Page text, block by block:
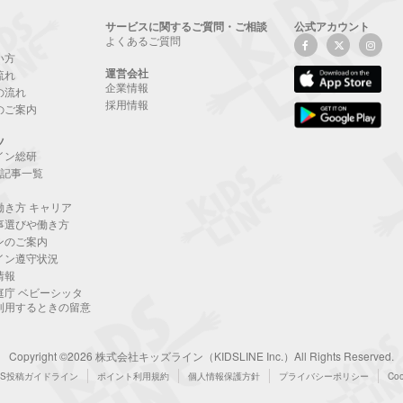
方
れ
流れ
ご案内
ン総研
事一覧
き方 キャリア
選びや働き方
のご案内
ン遵守状況
報
庁 ベビーシッタ
用するときの留意
サービスに関するご質問・ご相談
よくあるご質問
運営会社
企業情報
採用情報
公式アカウント
Copyright ©2026 株式会社キッズライン（KIDSLINE Inc.）All Rights Reserved.
投稿ガイドライン ポイント利用規約 個人情報保護方針 プライバシーポリシー